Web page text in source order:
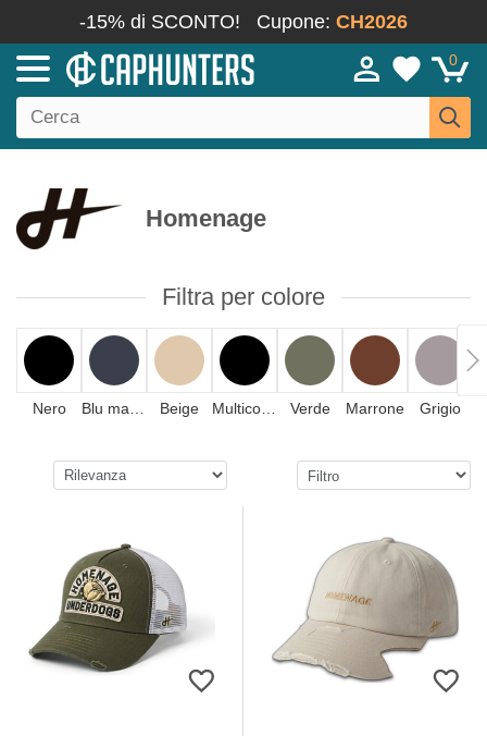
-15% di SCONTO! Cupone: CH2026
0
Homenage
Filtra per colore
Nero Beige Verde Marrone Grigio